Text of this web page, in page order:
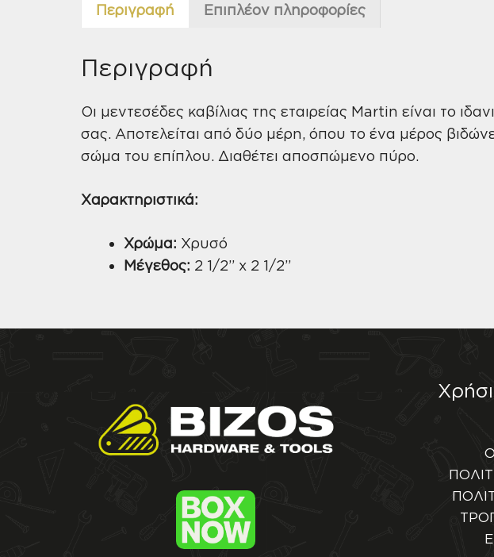
Περιγραφή Επιπλέον πληροφορίες
Περιγραφή
Οι μεντεσέδες καβίλιας της εταιρείας Martin είναι το
σας. Αποτελείται από δύο μέρη, όπου το ένα μέρος
σώμα του επίπλου. Διαθέτει αποσπώμενο πύρο.
Χαρακτηριστικά:
Χρώμα: Χρυσό
Μέγεθος: 2 1/2” x 2 1/2”